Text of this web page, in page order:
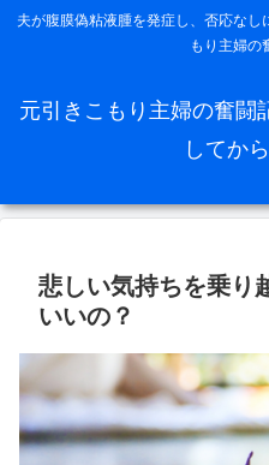
夫が腹膜偽粘液腫を発症し、否応な
もり主婦の
元引きこもり主婦の奮闘
してか
悲しい気持ちを乗り
いいの？